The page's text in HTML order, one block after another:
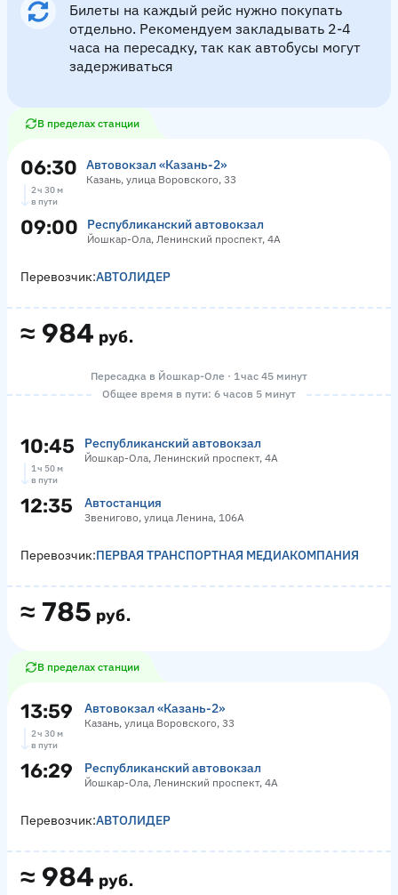
Билеты на каждый рейс нужно покупать
отдельно. Рекомендуем закладывать 2-4
часа на пересадку, так как автобусы могут
задерживаться
В пределах станции
06:30 Автовокзал «‎Казань-2»
Казань, улица Воровского, 33
2 ч 30 м
в пути
09:00 Республиканский автовокзал
Йошкар-Ола, Ленинский проспект, 4А
≈ 984 руб.
Перевозчик:АВТОЛИДЕР
Пересадка в Йошкар-Оле · 1 час 45 минут
Общее время в пути: 6 часов 5 минут
10:45 Республиканский автовокзал
Йошкар-Ола, Ленинский проспект, 4А
1 ч 50 м
в пути
12:35 Автостанция
Звенигово, улица Ленина, 106А
≈ 785 руб.
Перевозчик:ПЕРВАЯ ТРАНСПОРТНАЯ МЕДИАКОМПАНИЯ
В пределах станции
13:59 Автовокзал «‎Казань-2»
Казань, улица Воровского, 33
2 ч 30 м
в пути
16:29 Республиканский автовокзал
Йошкар-Ола, Ленинский проспект, 4А
≈ 984 руб.
Перевозчик:АВТОЛИДЕР